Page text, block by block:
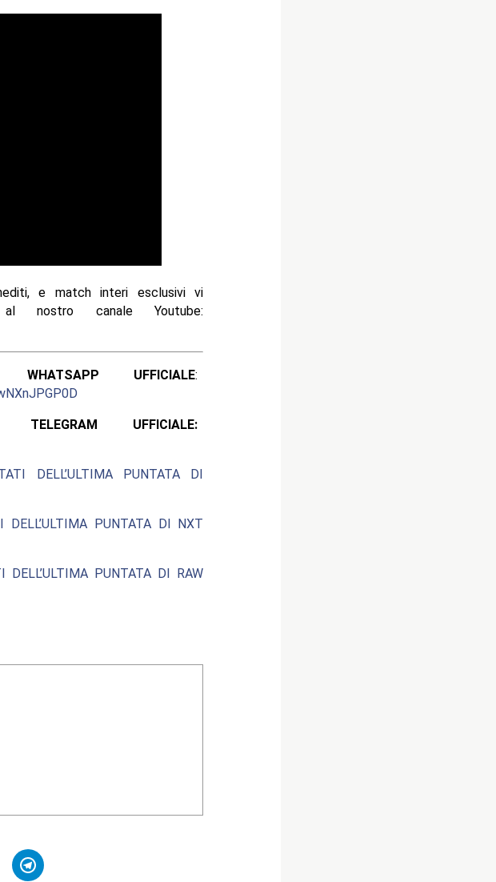
e match interi esclusivi vi
al nostro canale Youtube:
UFFICIALE:
UFFICIALE:
DELL’ULTIMA PUNTATA DI
PUNTATA DI NXT
PUNTATA DI RAW